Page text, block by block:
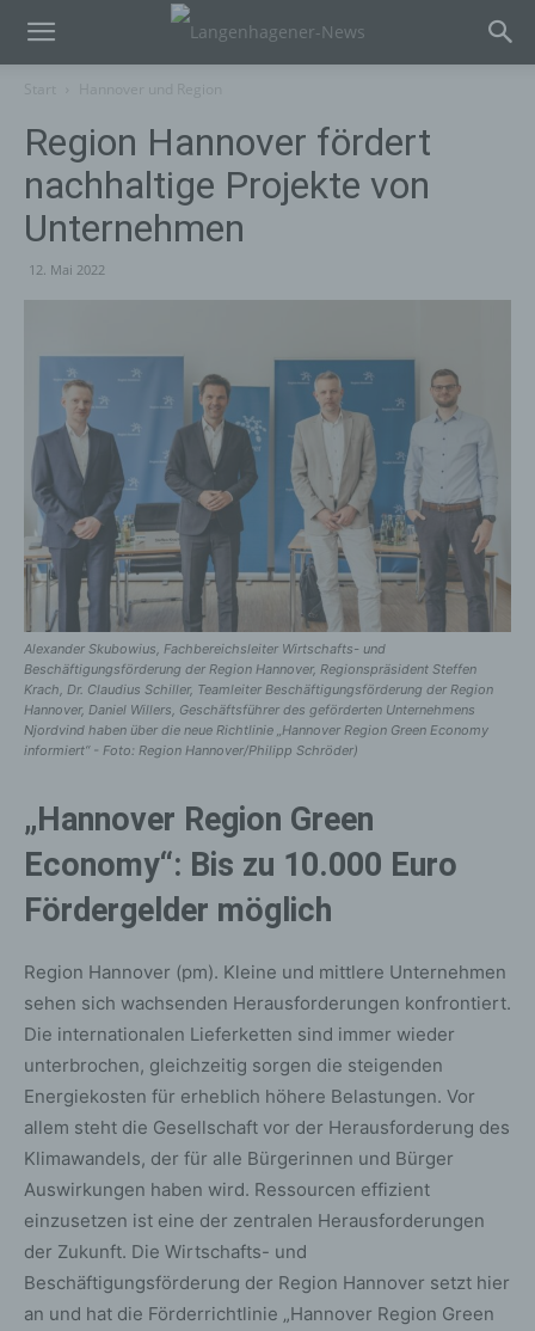
Region Hannover fördert
nachhaltige Projekte von
Unternehmen
12. Mai 2022
Alexander Skubowius, Fachbereichsleiter Wirtschafts- und
Beschäftigungsförderung der Region Hannover, Regionspräsident Steffen
Krach, Dr. Claudius Schiller, Teamleiter Beschäftigungsförderung der Region
Hannover, Daniel Willers, Geschäftsführer des geförderten Unternehmens
Njordvind haben über die neue Richtlinie „Hannover Region Green Economy
informiert“ - Foto: Region Hannover/Philipp Schröder)
„Hannover Region Green
Economy“: Bis zu 10.000 Euro
Fördergelder möglich
Region Hannover (pm). Kleine und mittlere Unternehmen
sehen sich wachsenden Herausforderungen konfrontiert.
Die internationalen Lieferketten sind immer wieder
unterbrochen, gleichzeitig sorgen die steigenden
Energiekosten für erheblich höhere Belastungen. Vor
allem steht die Gesellschaft vor der Herausforderung des
Klimawandels, der für alle Bürgerinnen und Bürger
Auswirkungen haben wird. Ressourcen effizient
einzusetzen ist eine der zentralen Herausforderungen
der Zukunft. Die Wirtschafts- und
Beschäftigungsförderung der Region Hannover setzt hier
an und hat die Förderrichtlinie „Hannover Region Green